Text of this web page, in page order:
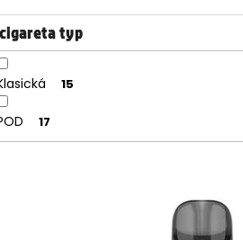
typ
15
17